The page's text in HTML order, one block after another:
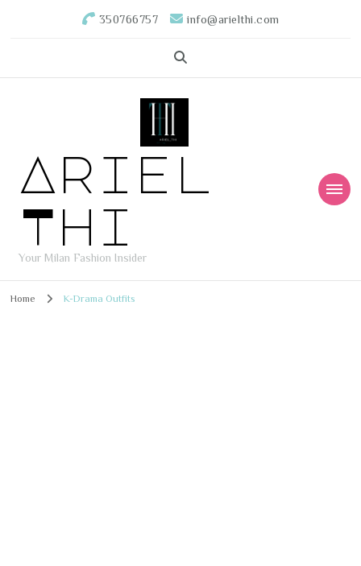
350766757 info@arielthi.com
Ariel
Thi
Your Milan Fashion Insider
Home K-Drama Outfits